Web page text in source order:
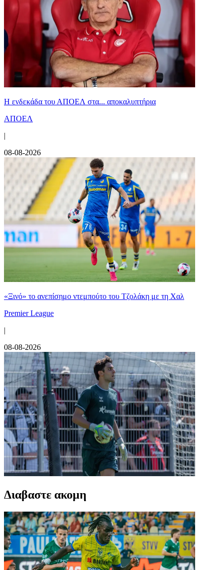
Η ενδεκάδα του ΑΠΟΕΛ στα... αποκαλυπτήρια
ΑΠΟΕΛ
|
08-08-2026
«Ξινό» το ανεπίσημο ντεμπούτο του Τζολάκη με τη Χαλ
Premier League
|
08-08-2026
Διαβαστε ακομη